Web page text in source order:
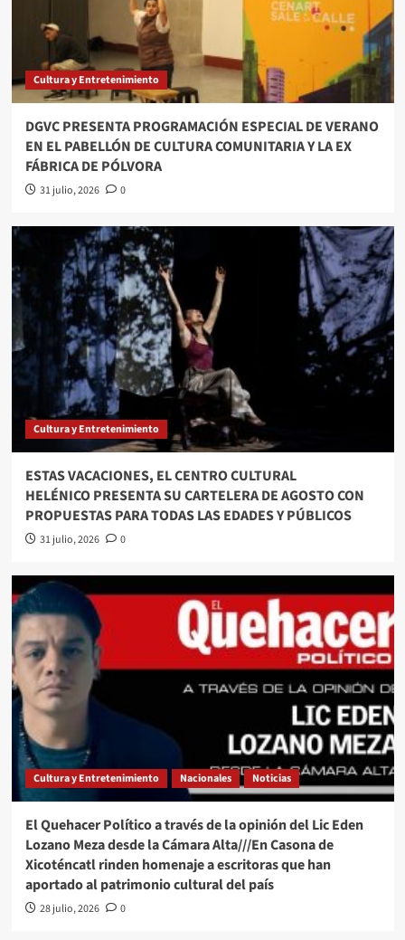
Cultura y Entretenimiento
DGVC PRESENTA PROGRAMACIÓN ESPECIAL DE VERANO
EN EL PABELLÓN DE CULTURA COMUNITARIA Y LA EX
FÁBRICA DE PÓLVORA
31 julio, 2026 0
Cultura y Entretenimiento
ESTAS VACACIONES, EL CENTRO CULTURAL
HELÉNICO PRESENTA SU CARTELERA DE AGOSTO CON
PROPUESTAS PARA TODAS LAS EDADES Y PÚBLICOS
31 julio, 2026 0
Cultura y Entretenimiento Nacionales Noticias
El Quehacer Político a través de la opinión del Lic Eden
Lozano Meza desde la Cámara Alta///En Casona de
Xicoténcatl rinden homenaje a escritoras que han
aportado al patrimonio cultural del país
28 julio, 2026 0